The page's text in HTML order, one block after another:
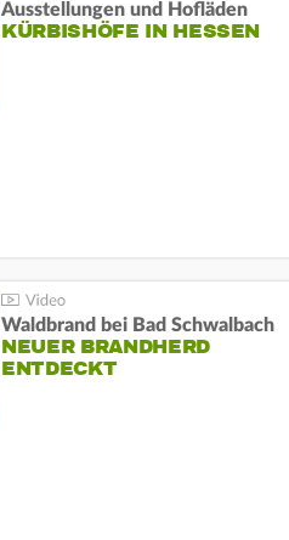
Ausstellungen und Hofläden
KÜRBISHÖFE IN HESSEN
Waldbrand bei Bad Schwalbach
NEUER BRANDHERD
ENTDECKT